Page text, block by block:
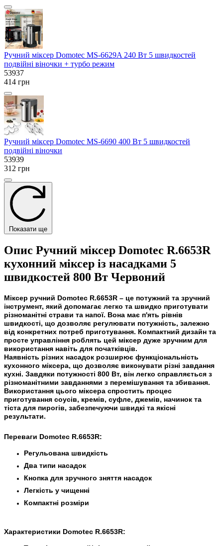
Ручний міксер Domotec MS-6629A 240 Вт 5 швидкостей
подвійні віночки + турбо режим
53937
414 грн
Ручний міксер Domotec MS-6690 400 Вт 5 швидкостей
подвійні віночки
53939
312 грн
Показати ще
Опис Ручний міксер Domotec R.6653R
кухонний міксер із насадками 5
швидкостей 800 Вт Червоний
Міксер ручний Domotec R.6653R – це потужний та зручний
інструмент, який допомагає легко та швидко приготувати
різноманітні страви та напої. Вона має п'ять рівнів
швидкості, що дозволяє регулювати потужність, залежно
від конкретних потреб приготування. Компактний дизайн та
просте управління роблять цей міксер дуже зручним для
використання навіть для початківців.
Наявність різних насадок розширює функціональність
кухонного міксера, що дозволяє виконувати різні завдання
кухні. Завдяки потужності 800 Вт, він легко справляється з
різноманітними завданнями з перемішування та збивання.
Використання цього міксера спростить процес
приготування соусів, кремів, суфле, джемів, начинок та
тіста для пирогів, забезпечуючи швидкі та якісні
результати.
Переваги Domotec R.6653R:
Регульована швидкість
Два типи насадок
Кнопка для зручного зняття насадок
Легкість у чищенні
Компактні розміри
Характеристики Domotec R.6653R: